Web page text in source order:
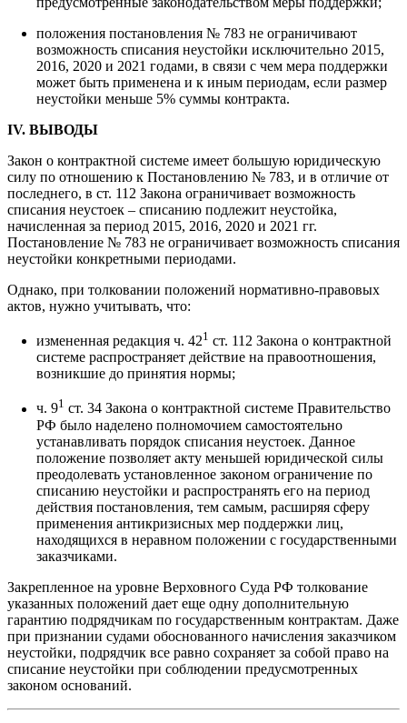
положения постановления № 783 не ограничивают
возможность списания неустойки исключительно 2015,
2016, 2020 и 2021 годами, в связи с чем мера поддержки
может быть применена и к иным периодам, если размер
неустойки меньше 5% суммы контракта.
IV. ВЫВОДЫ
Закон о контрактной системе имеет большую юридическую
силу по отношению к Постановлению № 783, и в отличие от
последнего, в ст. 112 Закона ограничивает возможность
списания неустоек – списанию подлежит неустойка,
начисленная за период 2015, 2016, 2020 и 2021 гг.
Постановление № 783 не ограничивает возможность списания
неустойки конкретными периодами.
Однако, при толковании положений нормативно-правовых
актов, нужно учитывать, что:
измененная редакция ч. 421 ст. 112 Закона о контрактной
системе распространяет действие на правоотношения,
возникшие до принятия нормы;
ч. 91 ст. 34 Закона о контрактной системе Правительство
РФ было наделено полномочием самостоятельно
устанавливать порядок списания неустоек. Данное
положение позволяет акту меньшей юридической силы
преодолевать установленное законом ограничение по
списанию неустойки и распространять его на период
действия постановления, тем самым, расширяя сферу
применения антикризисных мер поддержки лиц,
находящихся в неравном положении с государственными
заказчиками.
Закрепленное на уровне Верховного Суда РФ толкование
указанных положений дает еще одну дополнительную
гарантию подрядчикам по государственным контрактам. Даже
при признании судами обоснованного начисления заказчиком
неустойки, подрядчик все равно сохраняет за собой право на
списание неустойки при соблюдении предусмотренных
законом оснований.